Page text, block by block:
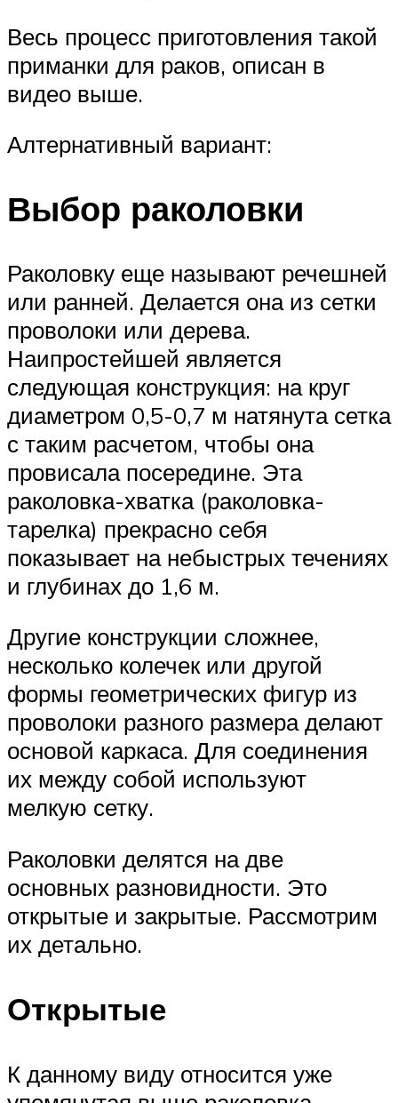
Весь процесс приготовления такой
приманки для раков, описан в
видео выше.
Алтернативный вариант:
Выбор раколовки
Раколовку еще называют речешней
или ранней. Делается она из сетки
проволоки или дерева.
Наипростейшей является
следующая конструкция: на круг
диаметром 0,5-0,7 м натянута сетка
с таким расчетом, чтобы она
провисала посередине. Эта
раколовка-хватка (раколовка-
тарелка) прекрасно себя
показывает на небыстрых течениях
и глубинах до 1,6 м.
Другие конструкции сложнее,
несколько колечек или другой
формы геометрических фигур из
проволоки разного размера делают
основой каркаса. Для соединения
их между собой используют
мелкую сетку.
Раколовки делятся на две
основных разновидности. Это
открытые и закрытые. Рассмотрим
их детально.
Открытые
К данному виду относится уже